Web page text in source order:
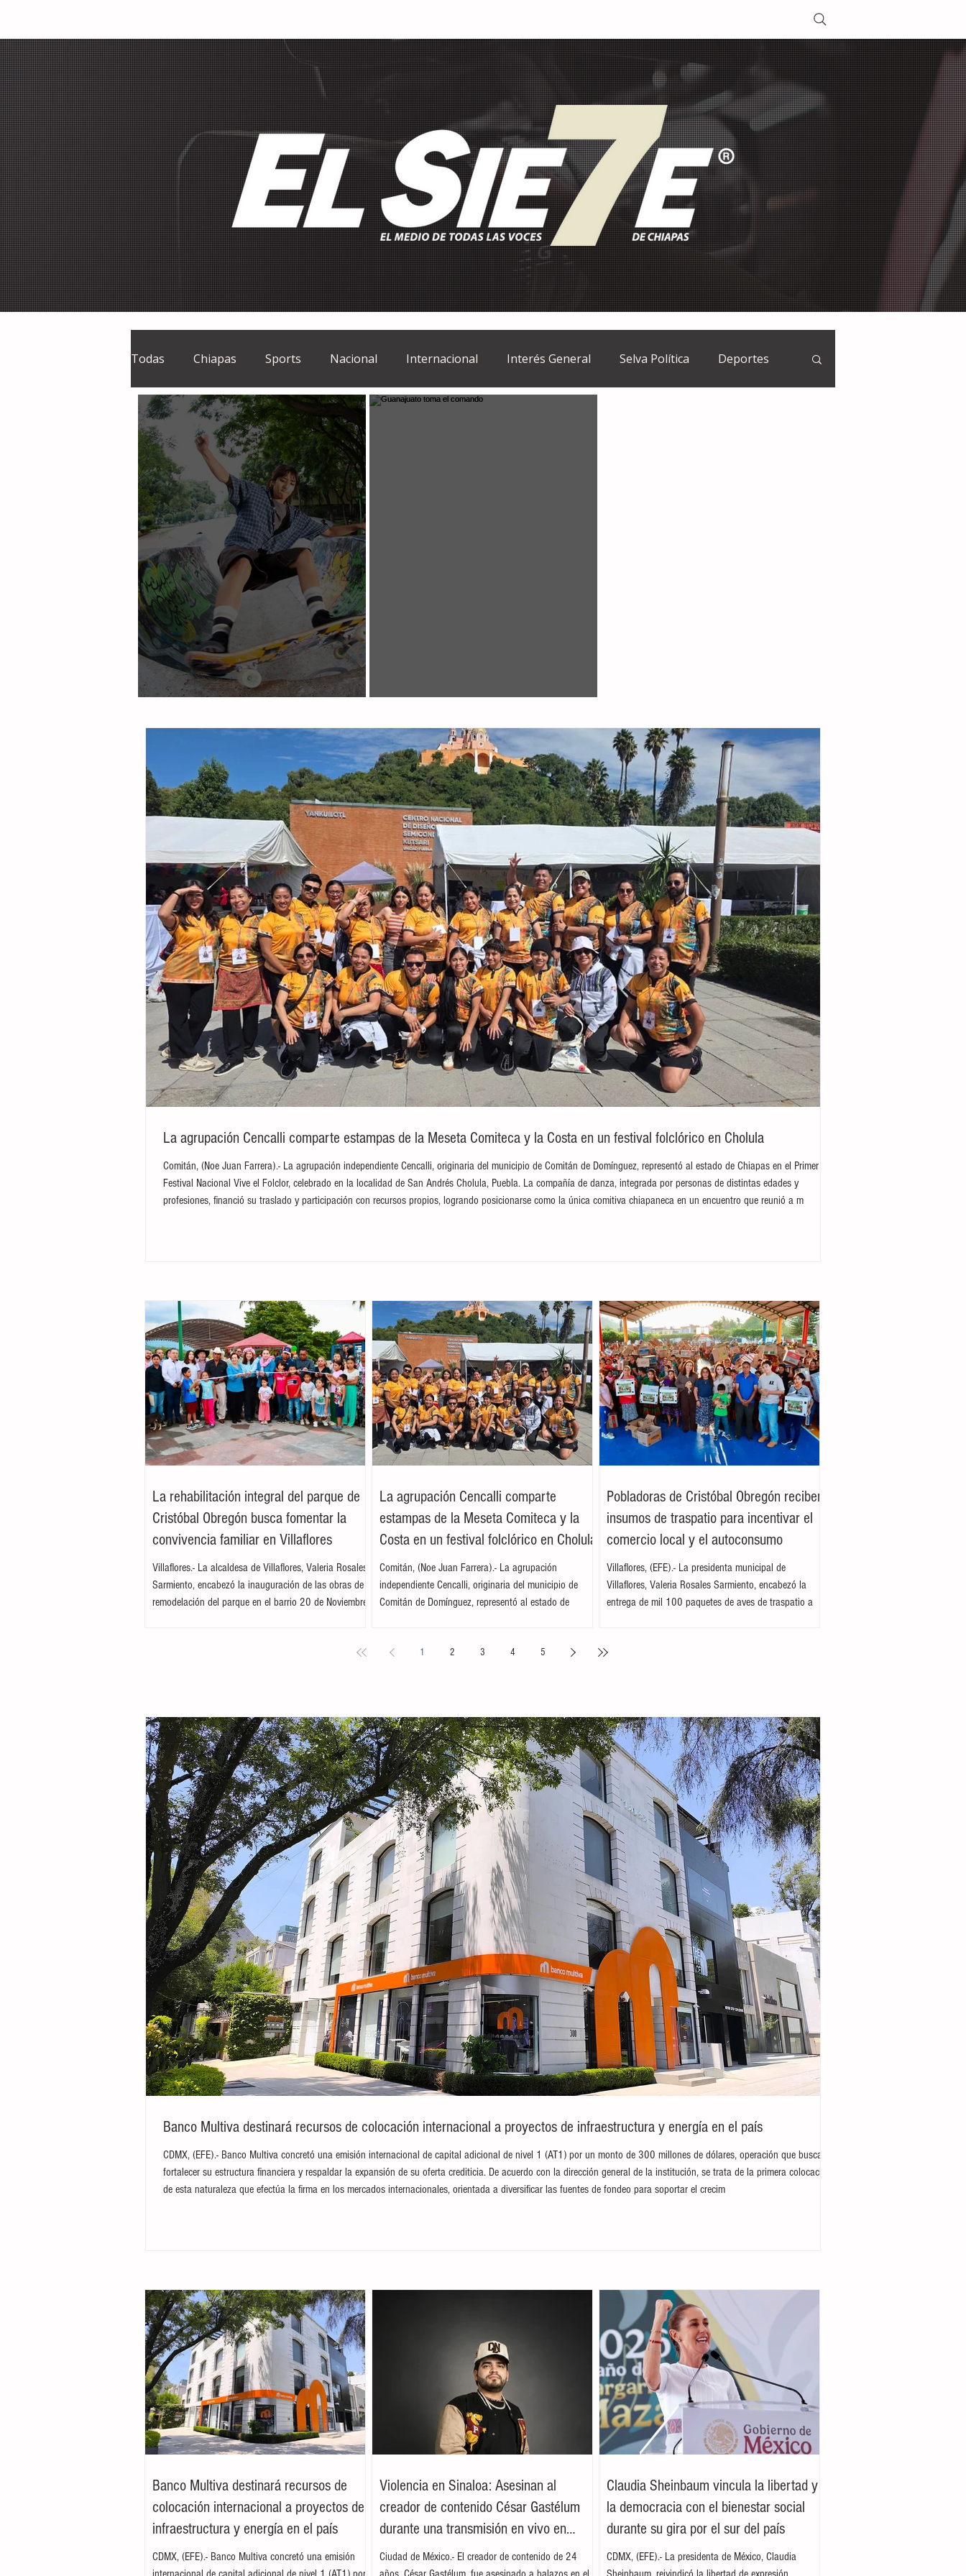
Todas Chiapas Sports Nacional Internacional Interés General Selva Política Deportes
El Sie7e Temas Centrales
Grupo Financiero Continental
La agrupación Cencalli comparte estampas de la Meseta Comiteca y la Costa en un festival folclórico en Cholula
Comitán, (Noe Juan Farrera).- La agrupación independiente Cencalli, originaria del municipio de Comitán de Domínguez, representó al estado de Chiapas en el Primer
Festival Nacional Vive el Folclor, celebrado en la localidad de San Andrés Cholula, Puebla. La compañía de danza, integrada por personas de distintas edades y
profesiones, financió su traslado y participación con recursos propios, logrando posicionarse como la única comitiva chiapaneca en un encuentro que reunió a m
La rehabilitación integral del parque de
Cristóbal Obregón busca fomentar la
convivencia familiar en Villaflores
Villaflores.- La alcaldesa de Villaflores, Valeria Rosales
Sarmiento, encabezó la inauguración de las obras de
remodelación del parque en el barrio 20 de Noviembre,
Sarmiento Tovilla, así como por autoridades locales y
recreaci
La agrupación Cencalli comparte
estampas de la Meseta Comiteca y la
Costa en un festival folclórico en Cholula
Comitán, (Noe Juan Farrera).- La agrupación
independiente Cencalli, originaria del municipio de
Comitán de Domínguez, representó al estado de
Puebla. La compañía de danza, integrada por personas
encuentro que reunió a m
Pobladoras de Cristóbal Obregón reciben
insumos de traspatio para incentivar el
comercio local y el autoconsumo
Villaflores, (EFE).- La presidenta municipal de
Villaflores, Valeria Rosales Sarmiento, encabezó la
entrega de mil 100 paquetes de aves de traspatio a
Tovilla, la alcaldesa destacó que el esquema busca
huevo y carne
1 2 3 4 5
Banco Multiva destinará recursos de colocación internacional a proyectos de infraestructura y energía en el país
CDMX, (EFE).- Banco Multiva concretó una emisión internacional de capital adicional de nivel 1 (AT1) por un monto de 300 millones de dólares, operación que busca
fortalecer su estructura financiera y respaldar la expansión de su oferta crediticia. De acuerdo con la dirección general de la institución, se trata de la primera colocación
de esta naturaleza que efectúa la firma en los mercados internacionales, orientada a diversificar las fuentes de fondeo para soportar el crecim
Banco Multiva destinará recursos de
colocación internacional a proyectos de
infraestructura y energía en el país
CDMX, (EFE).- Banco Multiva concretó una emisión
Violencia en Sinaloa: Asesinan al
creador de contenido César Gastélum
durante una transmisión en vivo en
Culiacán
Ciudad de México.- El creador de contenido de 24
Claudia Sheinbaum vincula la libertad y
la democracia con el bienestar social
durante su gira por el sur del país
CDMX, (EFE).- La presidenta de México, Claudia